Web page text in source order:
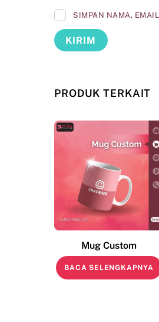
SIMPAN NAMA,
PRODUK TERKAIT
Mug Custom
BACA SELENGKAPNYA